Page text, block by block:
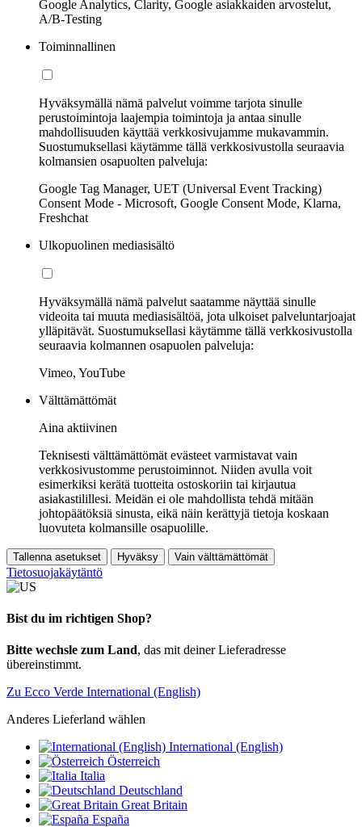
Google Analytics, Clarity, Google asiakkaiden arvostelut,
A/B-Testing
Toiminnallinen
Hyväksymällä nämä palvelut voimme tarjota sinulle
perustoimintoja laajempia toimintoja ja antaa sinulle
mahdollisuuden käyttää verkkosivujamme mukavammin.
Suostumuksellasi käytämme tällä verkkosivustolla seuraavia
kolmansien osapuolten palveluja:
Google Tag Manager, UET (Universal Event Tracking)
Consent Mode - Microsoft, Google Consent Mode, Klarna,
Freshchat
Ulkopuolinen mediasisältö
Hyväksymällä nämä palvelut saatamme näyttää sinulle
videoita tai muuta mediasisältöä, jota ulkoiset palveluntarjoajat
ylläpitävät. Suostumuksellasi käytämme tällä verkkosivustolla
seuraavia kolmannen osapuolen palveluja:
Vimeo, YouTube
Välttämättömät
Aina aktiivinen
Teknisesti välttämättömät evästeet varmistavat vain
verkkosivustomme perustoiminnot. Niiden avulla voit
esimerkiksi kerätä tuotteita ostoskoriin tai kirjautua
asiakastilillesi. Meidän ei ole mahdollista tehdä mitään
johtopäätöksiä sinusta, eikä näin kerättyjä tietoja koskaan
luovuteta kolmansille osapuolille.
Tallenna asetukset Hyväksy Vain välttämättömät
Tietosuojakäytäntö
Bist du im richtigen Shop?
Bitte wechsle zum Land, das mit deiner Lieferadresse
übereinstimmt.
Zu Ecco Verde International (English)
Anderes Lieferland wählen
International (English)
Österreich
Italia
Deutschland
Great Britain
España